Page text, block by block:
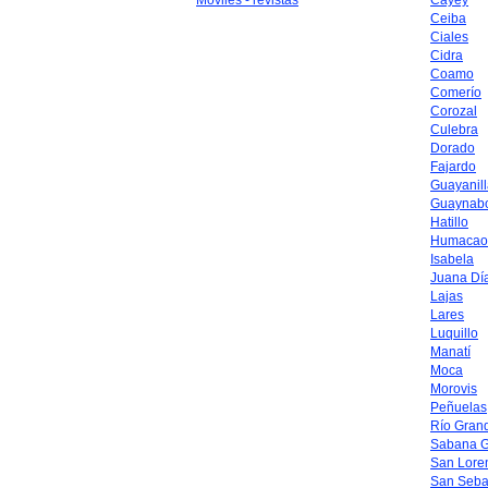
Ceiba
Ciales
Cidra
Coamo
Comerío
Corozal
Culebra
Dorado
Fajardo
Hatillo
Humacao
Isabela
Juana
Lajas
Lares
Luquillo
Manatí
Moca
Morovis
Peñuelas
Río
Sabana
San
San